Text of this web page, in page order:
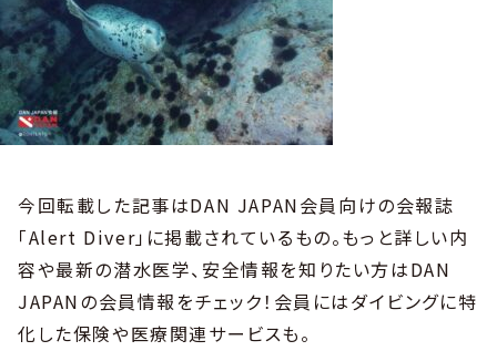
今回転載した記事はDAN JAPAN会員向けの会報誌
「Alert Diver」に掲載されているもの。もっと詳しい内
容や最新の潜水医学、安全情報を知りたい方はDAN
JAPANの会員情報をチェック！会員にはダイビングに特
化した保険や医療関連サービスも。